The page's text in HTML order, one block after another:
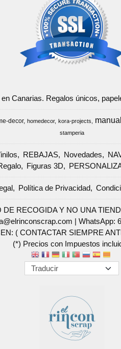
Canarias. Regalos únicos,
decor homedecor kora-projects
stamperia
REBAJAS Novedades
Figuras 3D
Política de Privacidad
RECOGIDA Y NO UNA
|WhatsApp:
( CONTACTAR SIEMPRE
(*) Precios con Impuestos